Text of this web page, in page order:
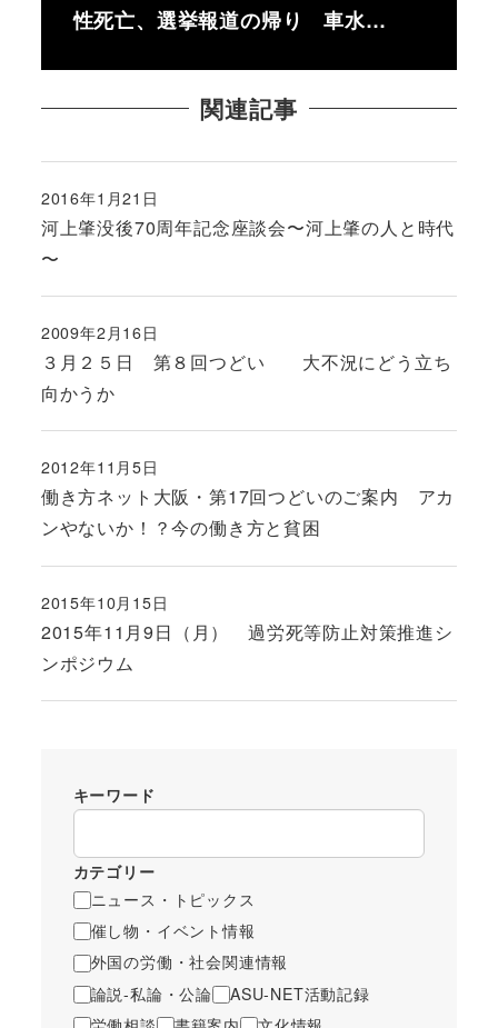
性死亡、選挙報道の帰り 車水…
関連記事
河上肇没後70周年記念座談会〜河上肇の人と時代
〜
投稿日
2016年1月21日
３月２５日 第８回つどい 大不況にどう立ち
向かうか
投稿日
2009年2月16日
働き方ネット大阪・第17回つどいのご案内 アカ
ンやないか！？今の働き方と貧困
投稿日
2012年11月5日
2015年11月9日（月） 過労死等防止対策推進シ
ンポジウム
投稿日
2015年10月15日
キーワード
カテゴリー
ニュース・トピックス
催し物・イベント情報
外国の労働・社会関連情報
論説-私論・公論
ASU-NET活動記録